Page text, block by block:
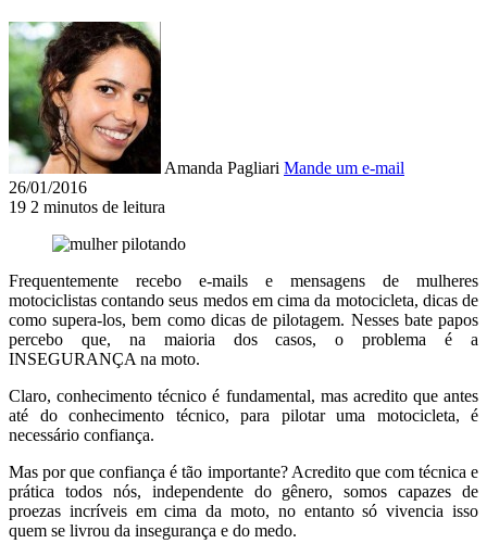
Amanda Pagliari Mande um e-mail
26/01/2016
19 2 minutos de leitura
Frequentemente recebo e-mails e mensagens de mulheres
motociclistas contando seus medos em cima da motocicleta, dicas de
como supera-los, bem como dicas de pilotagem. Nesses bate papos
percebo que, na maioria dos casos, o problema é a
INSEGURANÇA na moto.
Claro, conhecimento técnico é fundamental, mas acredito que antes
até do conhecimento técnico, para pilotar uma motocicleta, é
necessário confiança.
Mas por que confiança é tão importante? Acredito que com técnica e
prática todos nós, independente do gênero, somos capazes de
proezas incríveis em cima da moto, no entanto só vivencia isso
quem se livrou da insegurança e do medo.